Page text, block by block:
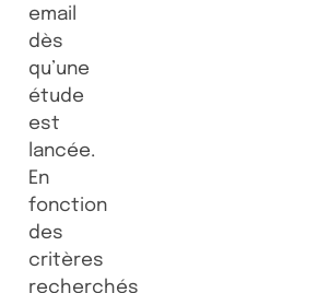
email
dès
qu’une
étude
est
lancée.
En
fonction
des
critères
recherchés